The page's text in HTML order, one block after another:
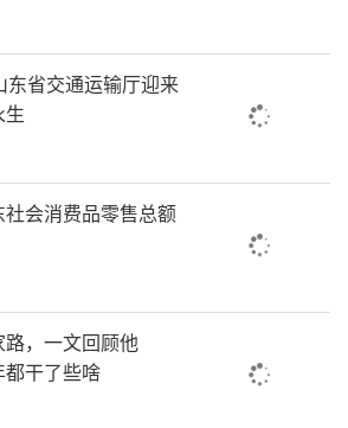
东省交通运输厅迎来
会消费品零售总额
，一文回顾他
干了些啥